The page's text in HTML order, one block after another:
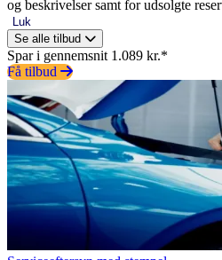
og beskrivelser samt for udsolgte
Luk
Se alle tilbud
Spar i gennemsnit 1.089 kr.*
Få tilbud